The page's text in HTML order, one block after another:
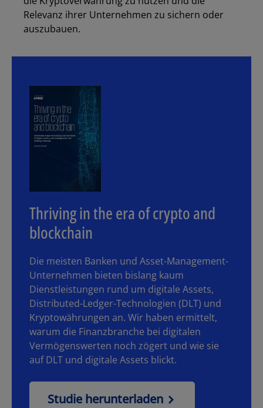
Relevanz ihrer Unternehmen zu sichern oder
auszubauen.
Thriving in the era of crypto and
blockchain
Die meisten Banken und Asset-Management-
Unternehmen bieten bislang kaum
Dienstleistungen rund um digitale Assets,
Distributed-Ledger-Technologien (DLT) und
Kryptowährungen an. Wir haben ermittelt,
warum die Finanzbranche bei digitalen
Vermögenswerten noch zögert und wie sie
auf DLT und digitale Assets blickt.
Studie herunterladen